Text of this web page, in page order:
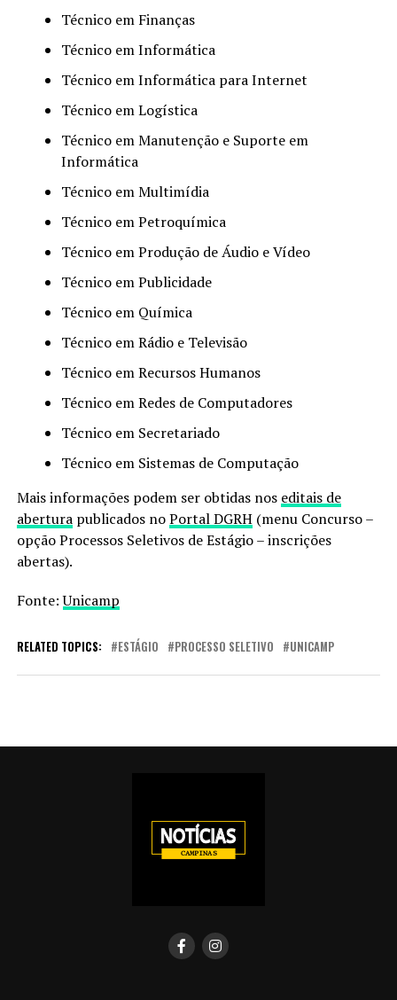
Técnico em Finanças
Técnico em Informática
Técnico em Informática para Internet
Técnico em Logística
Técnico em Manutenção e Suporte em
Informática
Técnico em Multimídia
Técnico em Petroquímica
Técnico em Produção de Áudio e Vídeo
Técnico em Publicidade
Técnico em Química
Técnico em Rádio e Televisão
Técnico em Recursos Humanos
Técnico em Redes de Computadores
Técnico em Secretariado
Técnico em Sistemas de Computação
Mais informações podem ser obtidas nos editais de
aberturapublicados noPortal DGRH(menu Concurso –
opção Processos Seletivos de Estágio – inscrições
abertas).
Fonte:Unicamp
RELATED TOPICS: ESTÁGIO PROCESSO SELETIVO UNICAMP